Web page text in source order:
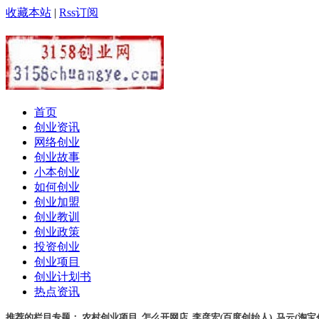
收藏本站 | Rss订阅
首页
创业资讯
网络创业
创业故事
小本创业
如何创业
创业加盟
创业教训
创业政策
投资创业
创业项目
创业计划书
热点资讯